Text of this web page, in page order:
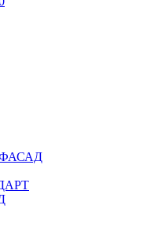
ФАСАД